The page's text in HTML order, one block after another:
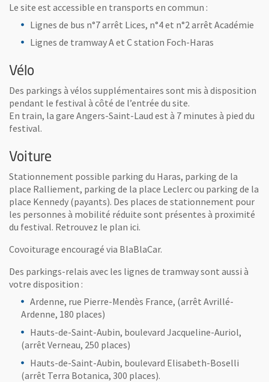
Le site est accessible en transports en commun :
Lignes de bus n°7 arrêt Lices, n°4 et n°2 arrêt Académie
Lignes de tramway A et C station Foch-Haras
Vélo
Des parkings à vélos supplémentaires sont mis à disposition
pendant le festival à côté de l’entrée du site.
En train, la gare Angers-Saint-Laud est à 7 minutes à pied du
festival.
Voiture
Stationnement possible parking du Haras, parking de la
place Ralliement, parking de la place Leclerc ou parking de la
place Kennedy (payants). Des places de stationnement pour
les personnes à mobilité réduite sont présentes à proximité
du festival. Retrouvez le plan ici.
Covoiturage encouragé via BlaBlaCar.
Des parkings-relais avec les lignes de tramway sont aussi à
votre disposition :
Ardenne, rue Pierre-Mendès France, (arrêt Avrillé-
Ardenne, 180 places)
Hauts-de-Saint-Aubin, boulevard Jacqueline-Auriol,
(arrêt Verneau, 250 places)
Hauts-de-Saint-Aubin, boulevard Elisabeth-Boselli
(arrêt Terra Botanica, 300 places).